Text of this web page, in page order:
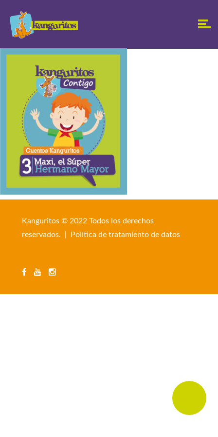
Kanguritos © 2022 Todos los derechos
reservados. |
Política de tratamiento de datos